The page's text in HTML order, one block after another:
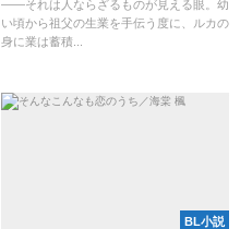
――それは人ならざるものが見える眼。幼
い頃から祖父の生業を手伝う度に、ルカの
身に業は蓄積...
BL小説